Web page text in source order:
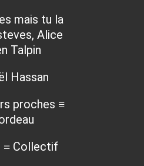
mais tu la
Alice
Talpin
Hassan
proches ≡
≡ Collectif